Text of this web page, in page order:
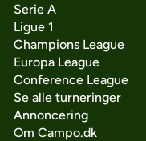
Serie A
Ligue 1
Champions League
Europa League
Conference League
Se alle turneringer
Annoncering
Om Campo.dk